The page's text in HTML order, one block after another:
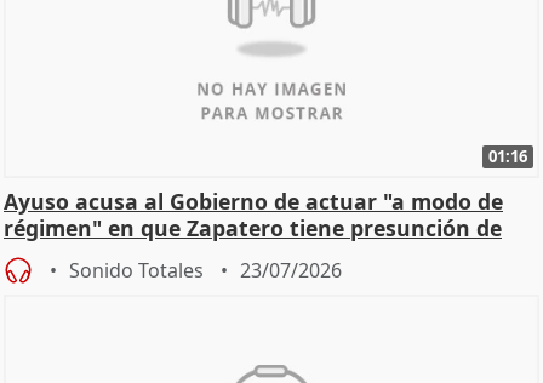
01:16
Ayuso acusa al Gobierno de actuar "a modo de
régimen" en que Zapatero tiene presunción de
inocencia
Sonido Totales 23/07/2026